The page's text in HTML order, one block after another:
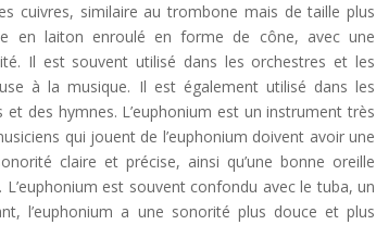
cuivres, similaire au trombone mais de taille plus
en laiton enroulé en forme de cône, avec une
Il est souvent utilisé dans les orchestres et les
à la musique. Il est également utilisé dans les
des hymnes. L’euphonium est un instrument très
qui jouent de l’euphonium doivent avoir une
claire et précise, ainsi qu’une bonne oreille
est souvent confondu avec le tuba, un
l’euphonium a une sonorité plus douce et plus